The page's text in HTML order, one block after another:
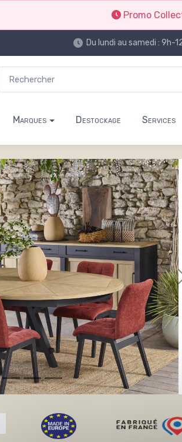
Promo
Du lundi au samedi : 9h-
Marques Destockage Services